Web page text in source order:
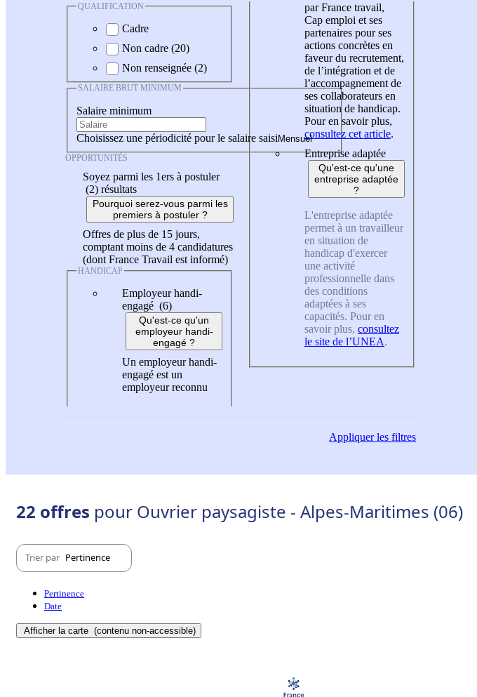
QUALIFICATION
Cadre
Non cadre (20)
Non renseignée (2)
SALAIRE BRUT MINIMUM
Salaire minimum
Choisissez une périodicité pour le salaire saisi
OPPORTUNITÉS
Soyez parmi les 1ers à postuler
(2) résultats
Pourquoi serez-vous parmi les
premiers à postuler ?
Offres de plus de 15 jours,
comptant moins de 4 candidatures
(dont France Travail est informé)
HANDICAP
Employeur handi-
engagé (6)
Qu'est-ce qu'un
employeur handi-
engagé ?
Un employeur handi-
engagé est un
employeur reconnu
par France travail,
Cap emploi et ses
partenaires pour ses
actions concrètes en
faveur du recrutement,
de l’intégration et de
l’accompagnement de
ses collaborateurs en
situation de handicap.
Pour en savoir plus,
consultez cet article.
Entreprise adaptée
Qu'est-ce qu'une
entreprise adaptée
?
L'entreprise adaptée
permet à un travailleur
en situation de
handicap d'exercer
une activité
professionnelle dans
des conditions
adaptées à ses
capacités. Pour en
savoir plus, consultez
le site de l’UNEA.
Appliquerles filtres
22 offres pour Ouvrier paysagiste - Alpes-Maritimes (06)
Trier par Pertinence
Pertinence
Date
Afficher la carte (contenu non-accessible)